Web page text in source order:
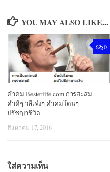
YOU MAY ALSO LIKE...
0
คำคม Besterlife.com การสะสม
คำดีๆ วลีเจ๋งๆ คำคมโดนๆ
ปรัชญาชีวิต
สิงหาคม 17, 2016
ใส่ความเห็น